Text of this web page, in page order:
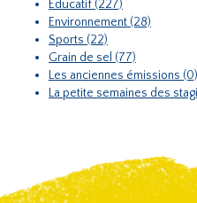
Educatif (227)
Environnement (28)
Sports (22)
Grain de sel (77)
Les anciennes émissions (0)
La petite semaines des